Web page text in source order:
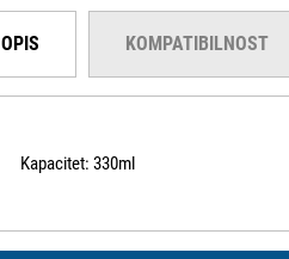
OPIS KOMPATIBILNOST
Kapacitet: 330ml